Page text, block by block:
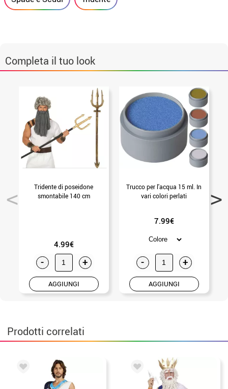
Completa il tuo look
Tridente di poseidone
smontabile 140 cm
4.99€
- +
AGGIUNGI
Trucco per l'acqua 15 ml. In
vari colori perlati
7.99€
- +
AGGIUNGI
Prodotti correlati